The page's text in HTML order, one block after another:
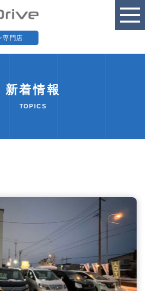
専門店
新着情報
TOPICS